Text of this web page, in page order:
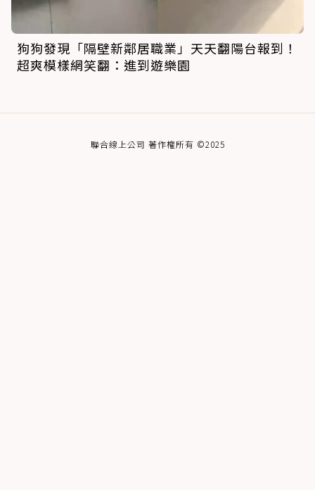
狗狗發現「隔壁新鄰居職業」天天翻陽台報到！
超爽模樣網笑翻：進到遊樂園
聯合線上公司 著作權所有 ©2025